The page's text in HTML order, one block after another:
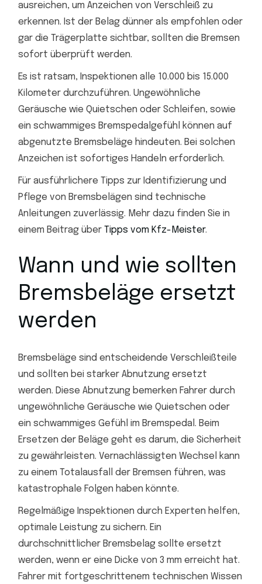
ausreichen, um Anzeichen von Verschleiß zu
erkennen. Ist der Belag dünner als empfohlen oder
gar die Trägerplatte sichtbar, sollten die Bremsen
sofort überprüft werden.
Es ist ratsam, Inspektionen alle 10.000 bis 15.000
Kilometer durchzuführen. Ungewöhnliche
Geräusche wie Quietschen oder Schleifen, sowie
ein schwammiges Bremspedalgefühl können auf
abgenutzte Bremsbeläge hindeuten. Bei solchen
Anzeichen ist sofortiges Handeln erforderlich.
Für ausführlichere Tipps zur Identifizierung und
Pflege von Bremsbelägen sind technische
Anleitungen zuverlässig. Mehr dazu finden Sie in
einem Beitrag überTipps vom Kfz-Meister.
Wann und wie sollten
Bremsbeläge ersetzt
werden
Bremsbeläge sind entscheidende Verschleißteile
und sollten bei starker Abnutzung ersetzt
werden. Diese Abnutzung bemerken Fahrer durch
ungewöhnliche Geräusche wie Quietschen oder
ein schwammiges Gefühl im Bremspedal. Beim
Ersetzen der Beläge geht es darum, die Sicherheit
zu gewährleisten. Vernachlässigten Wechsel kann
zu einem Totalausfall der Bremsen führen, was
katastrophale Folgen haben könnte.
Regelmäßige Inspektionen durch Experten helfen,
optimale Leistung zu sichern. Ein
durchschnittlicher Bremsbelag sollte ersetzt
werden, wenn er eine Dicke von 3 mm erreicht hat.
Fahrer mit fortgeschrittenem technischen Wissen